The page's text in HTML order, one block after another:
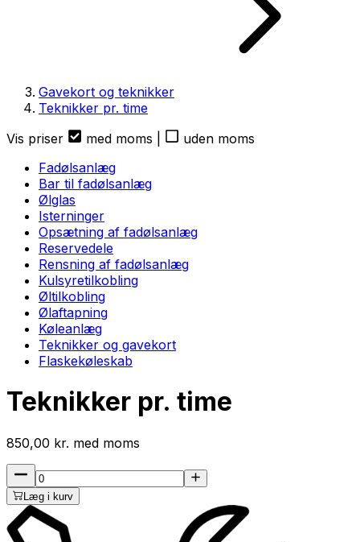
Gavekort og teknikker
Teknikker pr. time
Vis priser
med moms
uden moms
Fadølsanlæg
Bar til fadølsanlæg
Ølglas
Isterninger
Opsætning af fadølsanlæg
Reservedele
Rensning af fadølsanlæg
Kulsyretilkobling
Øltilkobling
Ølaftapning
Køleanlæg
Teknikker og gavekort
Flaskekøleskab
Teknikker pr. time
850,00 kr. med moms
Læg i kurv